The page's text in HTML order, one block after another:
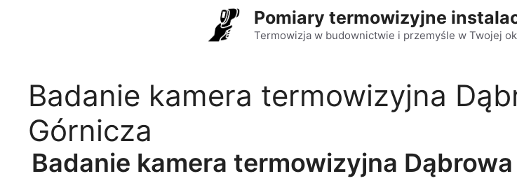
Pomiary termowizyjne
Termowizja w budownictwie i przemyśle w Twojej
Badanie kamera termowizyjna
Górnicza
Badanie kamera termowizyjna